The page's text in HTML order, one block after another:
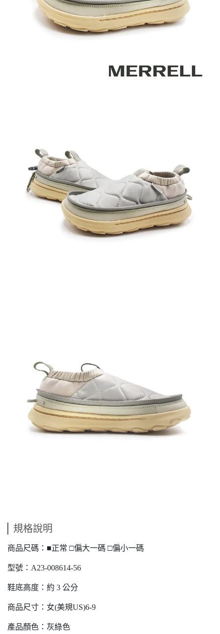
規格說明
商品尺碼：■正常 □偏大一碼 □偏小一碼
型號：A23-008614-56
鞋底高度：約 3 公分
商品尺寸：女(美規US)6-9
產品顏色：灰綠色